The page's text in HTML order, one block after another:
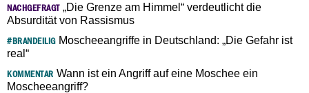
NACHGEFRAGT„Die Grenze am Himmel“ verdeutlicht die
Absurdität von Rassismus
#BRANDEILIGMoscheeangriffe in Deutschland: „Die Gefahr ist
real“
KOMMENTAR Wann ist ein Angriff auf eine Moschee ein
Moscheeangriff?